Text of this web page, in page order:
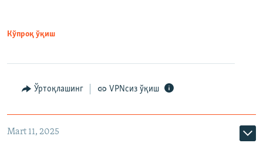
Кўпроқ ўқиш
Ўртоқлашинг VPNсиз ўқиш
Mart 11, 2025